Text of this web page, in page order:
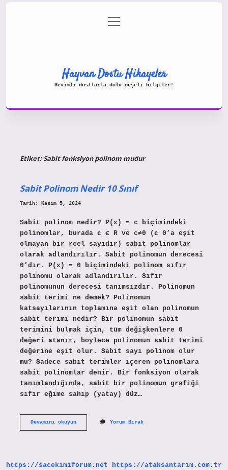
Gizlilik Politikası
menüyü
aç
Hayvan Dostu Hikayeler
Sevimli dostlarla dolu neşeli bilgiler!
Etiket:Sabit fonksiyon polinom mudur
Sabit Polinom Nedir 10 Sınıf
Tarih: Kasım 5, 2024
Sabit polinom nedir? P(x) = c biçimindeki
polinomlar, burada c ϵ R ve c≠0 (c 0’a eşit
olmayan bir reel sayıdır) sabit polinomlar
olarak adlandırılır. Sabit polinomun derecesi
0’dır. P(x) = 0 biçimindeki polinom sıfır
polinomu olarak adlandırılır. Sıfır
polinomunun derecesi tanımsızdır. Polinomun
sabit terimi ne demek? Polinomun
katsayılarının toplamına eşit olan polinomun
sabit terimi nedir? Bir polinomun sabit
terimini bulmak için, tüm değişkenlere 0
değeri atanır, böylece polinomun sabit terimi
değerine eşit olur. Sabit sayı polinom olur
mu? Sadece sabit terimler içeren polinomlara
sabit polinomlar denir. Bir fonksiyon olarak
tanımlandığında, sabit bir polinomun grafiği
sıfır eğime sahip (yatay) düz…
Devamını okuyunSabit
Yorum Bırak
https://sacekimiforum.net
https://ataksantarim.com.tr